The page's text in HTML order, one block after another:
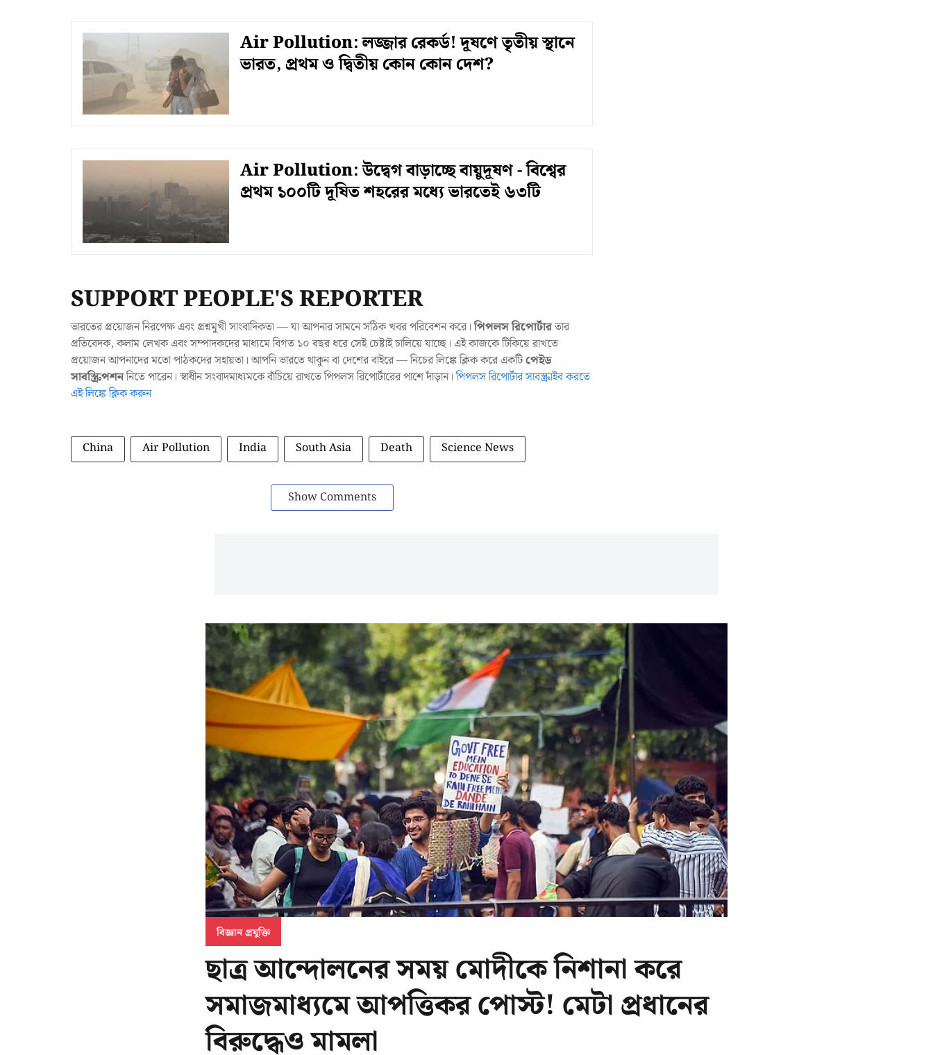
Air Pollution: লজ্জার রেকর্ড! দূষণে তৃতীয় স্থানে
ভারত, প্রথম ও দ্বিতীয় কোন কোন দেশ?
Air Pollution: উদ্বেগ বাড়াচ্ছে বায়ুদূষণ - বিশ্বের
প্রথম ১০০টি দূষিত শহরের মধ্যে ভারতেই ৬৩টি
SUPPORT PEOPLE'S REPORTER
ভারতের প্রয়োজন নিরপেক্ষ এবং প্রশ্নমুখী সাংবাদিকতা — যা আপনার সামনে সঠিক খবর পরিবেশন করে।পিপলস রিপোর্টারতার
প্রতিবেদক, কলাম লেখক এবং সম্পাদকদের মাধ্যমে বিগত ১০ বছর ধরে সেই চেষ্টাই চালিয়ে যাচ্ছে। এই কাজকে টিকিয়ে রাখতে
প্রয়োজন আপনাদের মতো পাঠকদের সহায়তা। আপনি ভারতে থাকুন বা দেশের বাইরে — নিচের লিঙ্কে ক্লিক করে একটিপেইড
সাবস্ক্রিপশননিতে পারেন। স্বাধীন সংবাদমাধ্যমকে বাঁচিয়ে রাখতে পিপলস রিপোর্টারের পাশে দাঁড়ান।পিপলস রিপোর্টার সাবস্ক্রাইব করতে
এই লিঙ্কে ক্লিক করুন
China Air Pollution India South Asia Death Science News
Show Comments
বিজ্ঞান প্রযুক্তি
ছাত্র আন্দোলনের সময় মোদীকে নিশানা করে
সমাজমাধ্যমে আপত্তিকর পোস্ট! মেটা প্রধানের
বিরুদ্ধেও মামলা